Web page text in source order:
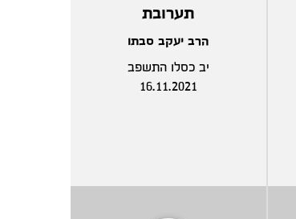
תערובת
הרב יעקב סבתו
יב כסלו התשפב
16.11.2021